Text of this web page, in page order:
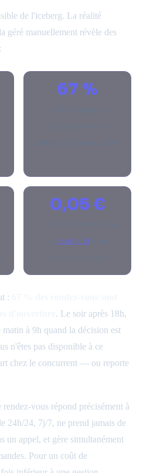
de l'iceberg. La réalité
géré manuellement révèle des
67 %
0,05 €
chatbot IA(coût
:
. Le soir après 18h,
à 9h quand la décision est
n'êtes pas disponible à ce
chez le concurrent — ou reporte
rendez-vous répond précisément à
24h/24, 7j/7, ne prend jamais de
un appel, et gère simultanément
Pour un coût de